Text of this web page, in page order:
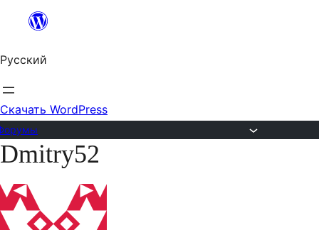
Перейти
содержимому
Русский
Скачать WordPress
Перейти
содержимому
Dmitry52